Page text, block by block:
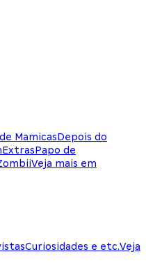
MamicasDepois do
ExtrasPapo de
Veja mais em
Curiosidades e etc.Veja